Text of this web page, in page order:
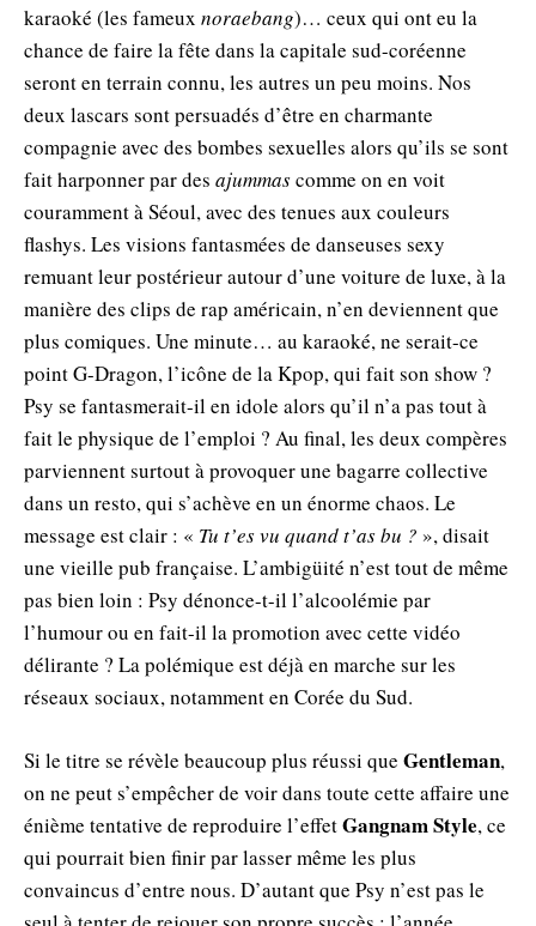
karaoké (les fameux noraebang)… ceux qui ont eu la
chance de faire la fête dans la capitale sud-coréenne
seront en terrain connu, les autres un peu moins. Nos
deux lascars sont persuadés d’être en charmante
compagnie avec des bombes sexuelles alors qu’ils se sont
fait harponner par des ajummascomme on en voit
couramment à Séoul, avec des tenues aux couleurs
flashys. Les visions fantasmées de danseuses sexy
remuant leur postérieur autour d’une voiture de luxe, à la
manière des clips de rap américain, n’en deviennent que
plus comiques. Une minute… au karaoké, ne serait-ce
point G-Dragon, l’icône de la Kpop, qui fait son show ?
Psy se fantasmerait-il en idole alors qu’il n’a pas tout à
fait le physique de l’emploi ? Au final, les deux compères
parviennent surtout à provoquer une bagarre collective
dans un resto, qui s’achève en un énorme chaos. Le
message est clair : « Tu t’es vu quand t’as bu ? », disait
une vieille pub française. L’ambigüité n’est tout de même
pas bien loin : Psy dénonce-t-il l’alcoolémie par
l’humour ou en fait-il la promotion avec cette vidéo
délirante ? La polémique est déjà en marche sur les
réseaux sociaux, notamment en Corée du Sud.
Si le titre se révèle beaucoup plus réussi que Gentleman,
on ne peut s’empêcher de voir dans toute cette affaire une
énième tentative de reproduire l’effetGangnam Style, ce
qui pourrait bien finir par lasser même les plus
convaincus d’entre nous. D’autant que Psy n’est pas le